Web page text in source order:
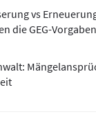
vs
die GEG-